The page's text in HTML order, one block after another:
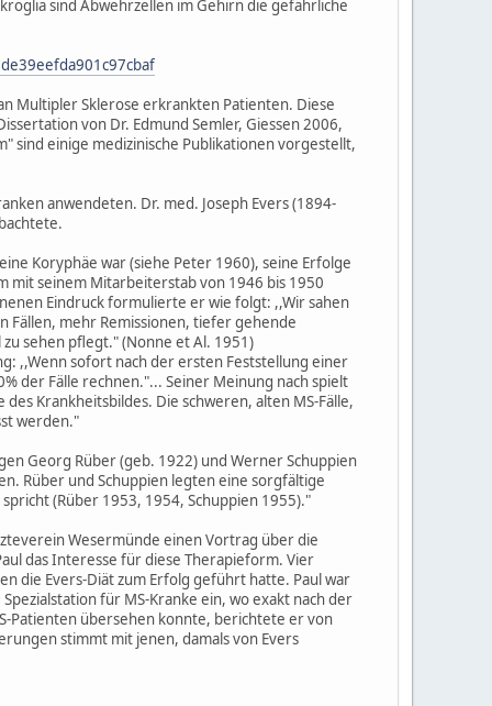
sind Abwehrzellen im Gehirn die gefährliche
Multipler Sklerose erkrankten Patienten. Diese
von Dr. Edmund Semler, Giessen 2006,
sind einige medizinische Publikationen vorgestellt,
anwendeten. Dr. med. Joseph Evers (1894-
Koryphäe war (siehe Peter 1960), seine Erfolge
mit seinem Mitarbeiterstab von 1946 bis 1950
Eindruck formulierte er wie folgt: ,,Wir sahen
mehr Remissionen, tiefer gehende
sehen pflegt." (Nonne et Al. 1951)
,,Wenn sofort nach der ersten Feststellung einer
der Fälle rechnen."... Seiner Meinung nach spielt
Krankheitsbildes. Die schweren, alten MS-Fälle,
werden."
Georg Rüber (geb. 1922) und Werner Schuppien
Rüber und Schuppien legten eine sorgfältige
(Rüber 1953, 1954, Schuppien 1955)."
Wesermünde einen Vortrag über die
das Interesse für diese Therapieform. Vier
die Evers-Diät zum Erfolg geführt hatte. Paul war
für MS-Kranke ein, wo exakt nach der
Patienten übersehen konnte, berichtete er von
stimmt mit jenen, damals von Evers